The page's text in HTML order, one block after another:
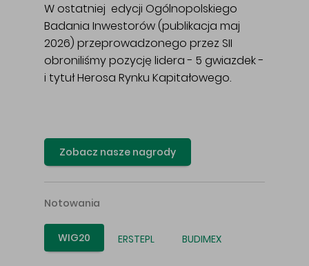
W ostatniej edycji Ogólnopolskiego
Badania Inwestorów (publikacja maj
2026) przeprowadzonego przez SII
obroniliśmy pozycję lidera - 5 gwiazdek -
i tytuł Herosa Rynku Kapitałowego.
Zobacz nasze nagrody
Notowania
WIG20 ERSTEPL BUDIMEX